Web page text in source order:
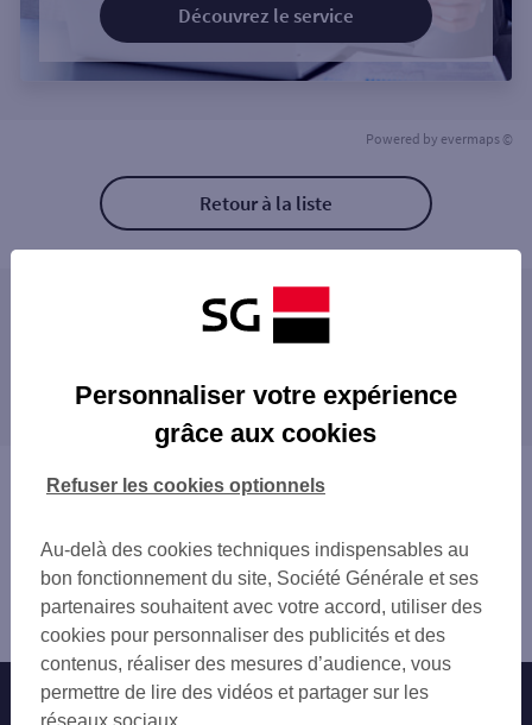
Découvrez le service
Powered by evermaps ©
Retour à la liste
Les distributeurs/automates à proximité
BLOTZHEIM 2 RUE DU GAL SALAN
RANSPACH LE BAS 39 A RUE DE BALE
SAINT LOUIS
HYPER U SIERENTZ
KEMBS 60 RUE DU MAL FOCH
ESCHENTZWILLER 6 RUE DE MULHOUSE
E.LECLERC HIRSINGUE
RIXHEIM 7 AV DU GAL DE GAULL
RIXHEIM
ILLFURTH RUE FELDELE
proximité
RIEDISHEIM
Vous êtes ici : Accueil
Blotzheim
Distributeur/automate CSO BLOTZHEIM 3
Nos engagements Nous contacter
Personnaliser votre expérience
grâce aux cookies
Au-delà des cookies techniques indispensables au
bon fonctionnement du site, Société Générale et ses
partenaires souhaitent avec votre accord, utiliser des
cookies pour personnaliser des publicités et des
contenus, réaliser des mesures d’audience, vous
permettre de lire des vidéos et partager sur les
réseaux sociaux.
Refuser les cookies optionnels